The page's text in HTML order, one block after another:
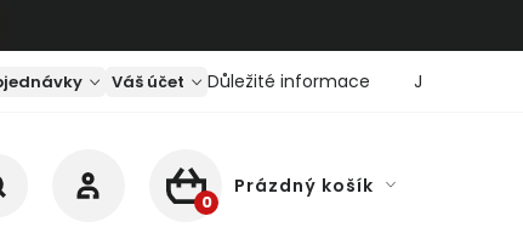
Váš účet Důležité informace Jaký je
NÁKUPNÍ KOŠÍK
Prázdný košík